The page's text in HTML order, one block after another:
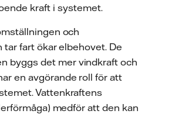
kraft i systemet.
och
fart ökar elbehovet. De
byggs det mer vindkraft och
en avgörande roll för att
Vattenkraftens
medför att den kan